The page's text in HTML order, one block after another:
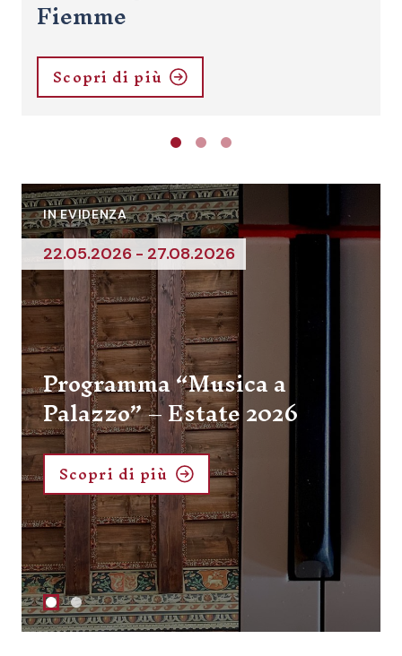
Scopri di più
27.06.2026 - 19.09.2026
IN EVIDENZA
Programma eventi “Ai
confini della Magnifica
Comunità di Fiemme. Storie
di un territorio trilingue”
Scopri di più